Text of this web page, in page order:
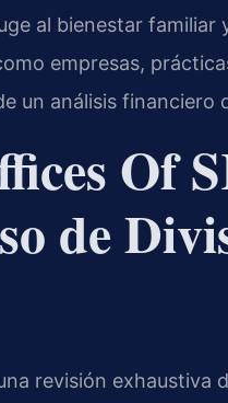
al bienestar familiar
empresas,
un análisis financiero
Of
de
revisión exhaustiva